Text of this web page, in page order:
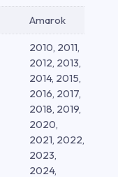
Amarok
2010, 2011,
2012, 2013,
2014, 2015,
2016, 2017,
2018, 2019,
2020,
2021, 2022,
2023,
2024,